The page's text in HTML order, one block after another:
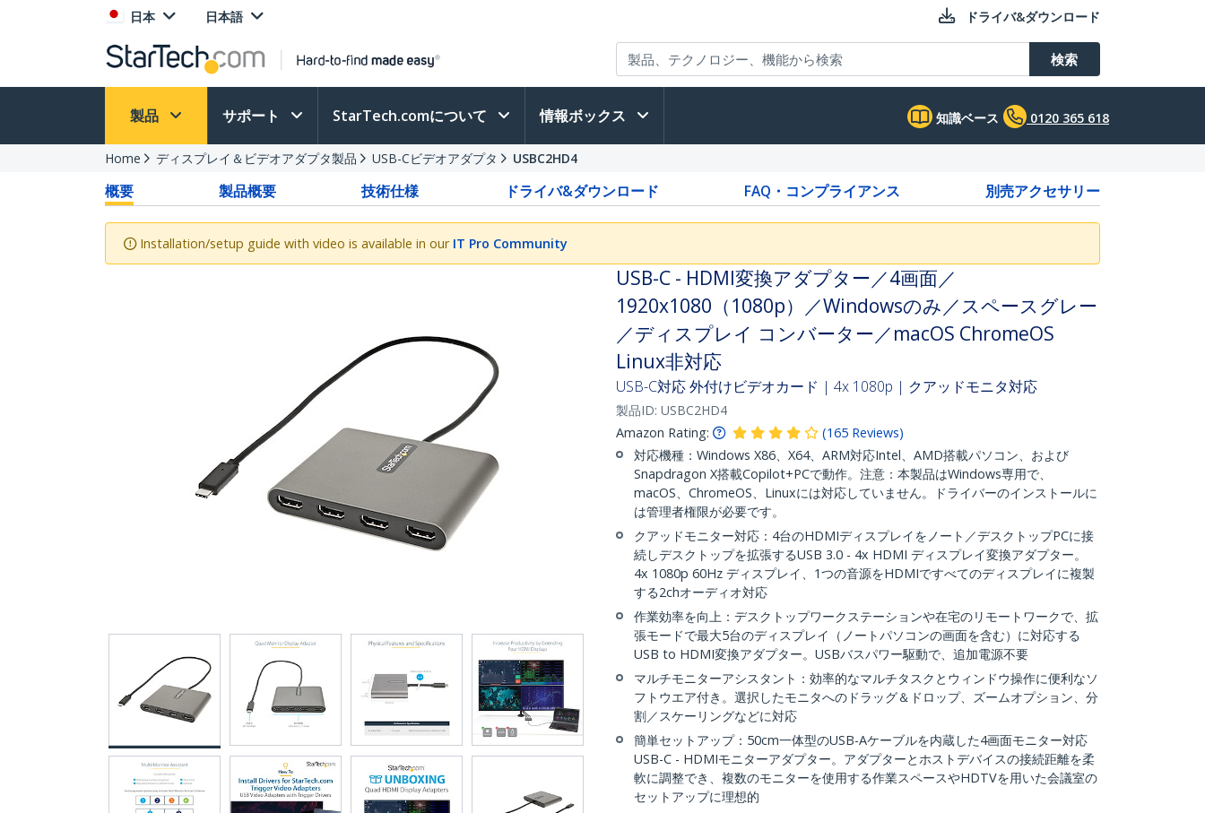
日本 日本語 ドライバ&ダウンロード
検索
製品 サポート StarTech.comについて 情報ボックス 知識ベース 0120 365 618
Home ディスプレイ＆ビデオアダプタ製品 USB-Cビデオアダプタ USBC2HD4
概要 製品概要 技術仕様 ドライバ&ダウンロード FAQ・コンプライアンス 別売アクセサリー
Installation/setup guide with video is available in our IT Pro Community
USB-C - HDMI変換アダプター／4画面／
1920x1080（1080p）／Windowsのみ／スペースグレー
／ディスプレイ コンバーター／macOS ChromeOS
Linux非対応
USB-C対応 外付けビデオカード | 4x 1080p | クアッドモニタ対応
製品ID: USBC2HD4
Amazon Rating:
(165 Reviews)
対応機種：Windows X86、X64、ARM対応Intel、AMD搭載パソコン、および
Snapdragon X搭載Copilot+PCで動作。注意：本製品はWindows専用で、
macOS、ChromeOS、Linuxには対応していません。ドライバーのインストールに
は管理者権限が必要です。
クアッドモニター対応：4台のHDMIディスプレイをノート／デスクトップPCに接
続しデスクトップを拡張するUSB 3.0 - 4x HDMI ディスプレイ変換アダプター。
4x 1080p 60Hz ディスプレイ、1つの音源をHDMIですべてのディスプレイに複製
する2chオーディオ対応
作業効率を向上：デスクトップワークステーションや在宅のリモートワークで、拡
張モードで最大5台のディスプレイ（ノートパソコンの画面を含む）に対応する
USB to HDMI変換アダプター。USBバスパワー駆動で、追加電源不要
マルチモニターアシスタント：効率的なマルチタスクとウィンドウ操作に便利なソ
フトウエア付き。選択したモニタへのドラッグ＆ドロップ、ズームオプション、分
割／スケーリングなどに対応
簡単セットアップ：50cm一体型のUSB-Aケーブルを内蔵した4画面モニター対応
USB-C - HDMIモニターアダプター。アダプターとホストデバイスの接続距離を柔
軟に調整でき、複数のモニターを使用する作業スペースやHDTVを用いた会議室の
セットアップに理想的